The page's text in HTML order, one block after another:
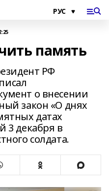
память
РФ
о внесении
закон «О днях
датах
3 декабря в
солдата.